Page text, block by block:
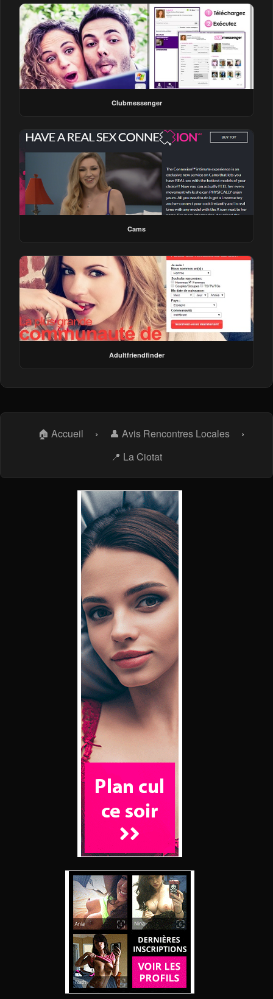
Clubmessenger
Cams
Adultfriendfinder
🏠 Accueil › 👤 Avis Rencontres Locales
›
📍 La Ciotat